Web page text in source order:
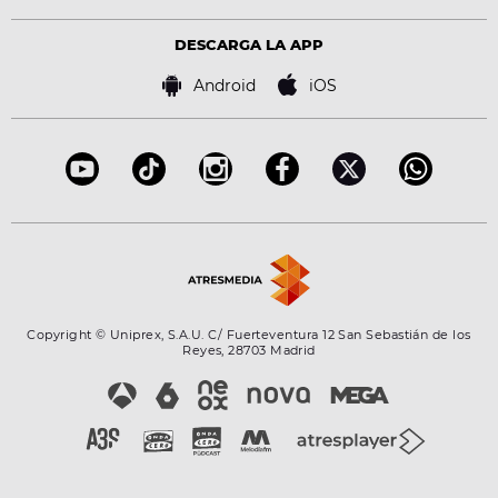
Virales
Bases de concursos
DESCARGA LA APP
Android iOS
Copyright © Uniprex, S.A.U. C/ Fuerteventura 12 San Sebastián de los
Reyes, 28703 Madrid